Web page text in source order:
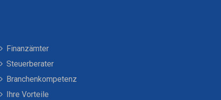
Finanzämter
Steuerberater
Branchenkompetenz
Ihre Vorteile